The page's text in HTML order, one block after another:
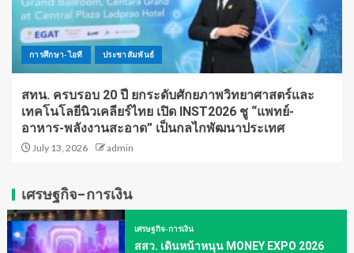
การศึกษา-ไอที ประชาสัมพันธ์
สทน. ครบรอบ 20 ปี ยกระดับศักยภาพวิทยาศาสตร์และ
เทคโนโลยีนิวเคลียร์ไทย เปิด INST2026 ชู “แพทย์-
อาหาร-พลังงานสะอาด” เป็นกลไกพัฒนาประเทศ
July 13, 2026 admin
เศรษฐกิจ-การเงิน
เศรษฐกิจ-การเงิน
สสว. เดินหน้าหนุน MONEY EXPO 2026